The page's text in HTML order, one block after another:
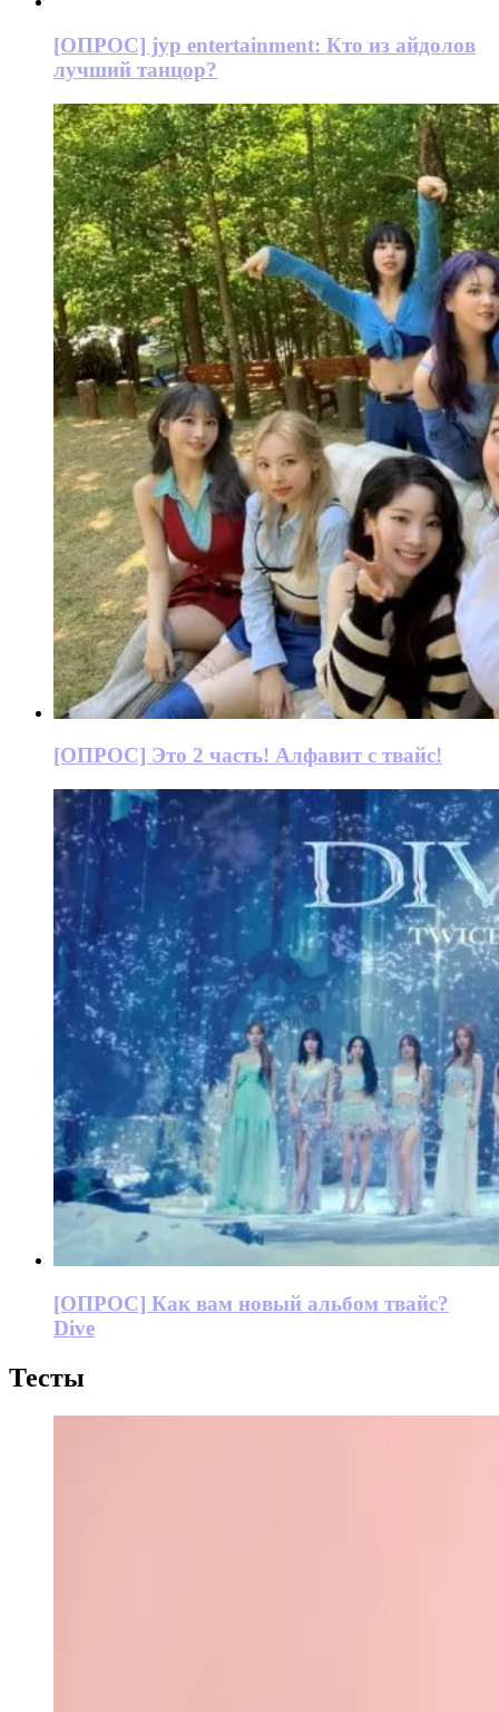
[ОПРОС] jyp entertainment: Кто из айдолов
лучший танцор?
[ОПРОС] Это 2 часть! Алфавит с твайс!
[ОПРОС] Как вам новый альбом твайс?
Dive
Тесты